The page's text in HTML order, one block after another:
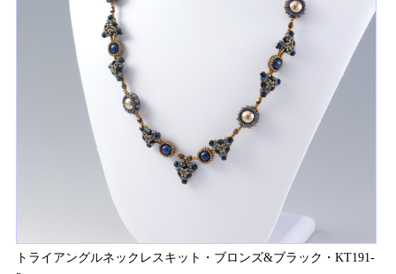
トライアングルネックレスキット・ブロンズ&ブラック・KT191-